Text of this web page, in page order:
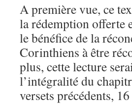
A première vue, ce
la rédemption offerte
le bénéfice de la
Corinthiens à être
plus, cette lecture
l’intégralité du
versets précédents,